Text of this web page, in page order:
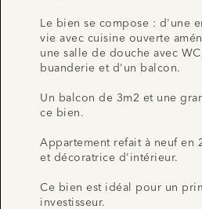
Le bien se compose : d'une
vie avec cuisine ouverte
une salle de douche avec
buanderie et d'un balcon.
Un balcon de 3m2 et une
ce bien.
Appartement refait à neuf en
et décoratrice d'intérieur.
Ce bien est idéal pour un
investisseur.